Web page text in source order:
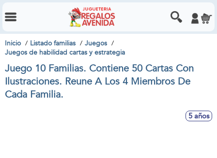
Inicio Listado familias
Juegos
Juegos de habilidad cartas y estrategia
Juego 10 Familias. Contiene 50 Cartas Con
Ilustraciones. Reune A Los 4 Miembros De
Cada Familia.
5 años